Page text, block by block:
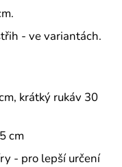
- ve variantách.
krátký rukáv 30
cm
- pro lepší určení